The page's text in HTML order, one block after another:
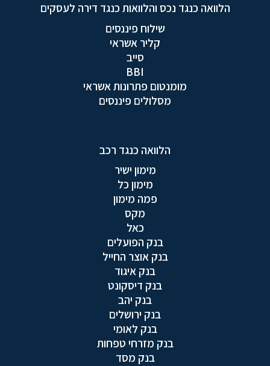
הלוואה כנגד נכס והלוואות כנגד דירה לעסקים
שילוח פיננסים
קליר אשראי
סייב
BBI
מומנטום פתרונות אשראי
מסלולים פיננסים
הלוואה כנגד רכב
מימון ישיר
מימון כל
פמה מימון
מקס
כאל
בנק הפועלים
בנק אוצר החייל
בנק איגוד
בנק דיסקונט
בנק יהב
בנק ירושלים
בנק לאומי
בנק מזרחי טפחות
בנק מסד